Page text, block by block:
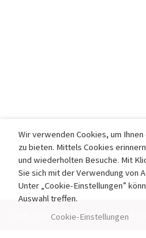
Impressum Datenschutz
Wir verwenden Cookies, um
zu bieten. Mittels Cookies
und wiederholten Besuche. Mit
Sie sich mit der Verwendung von
Unter „Cookie-Einstellungen”
Auswahl treffen.
Cookie-Einstellungen